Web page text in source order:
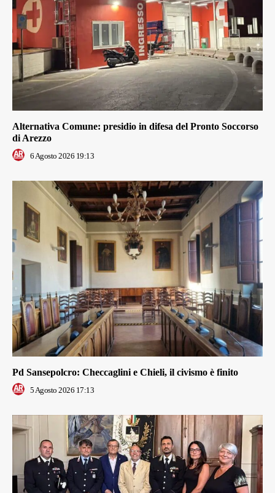
Alternativa Comune: presidio in difesa del Pronto Soccorso
di Arezzo
6 Agosto 2026 19:13
Pd Sansepolcro: Checcaglini e Chieli, il civismo è finito
5 Agosto 2026 17:13